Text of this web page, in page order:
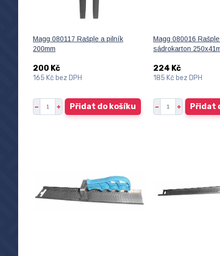
Magg 080117 Rašple a pilník
200mm
200 Kč
165 Kč bez DPH
Přidat do košíku
Magg 080016
sádrokarton
224 Kč
185 Kč bez DPH
Přidat